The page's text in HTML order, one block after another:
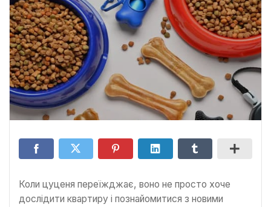
Коли цуценя переїжджає, воно не просто хоче
дослідити квартиру і познайомитися з новими